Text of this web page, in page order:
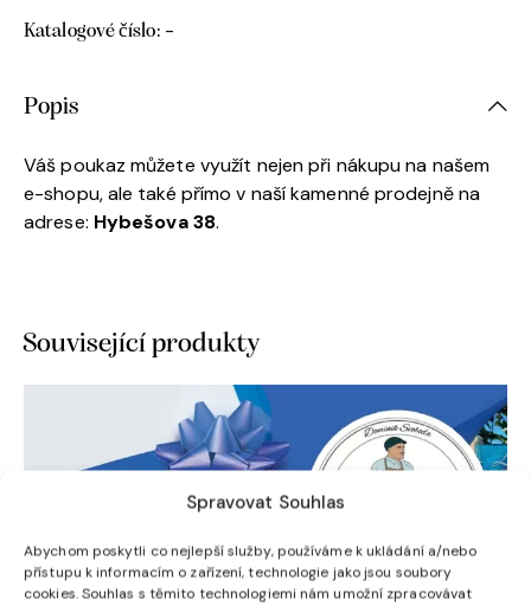
Spravovat Souhlas
Abychom poskytli co nejlepší služby, používáme k ukládání a/nebo
přístupu k informacím o zařízení, technologie jako jsou soubory
cookies. Souhlas s těmito technologiemi nám umožní zpracovávat
Katalogové číslo: -
Popis
Váš poukaz můžete využít nejen při nákupu na našem
e-shopu, ale také přímo v naší kamenné prodejně na
adrese: Hybešova 38.
Související produkty